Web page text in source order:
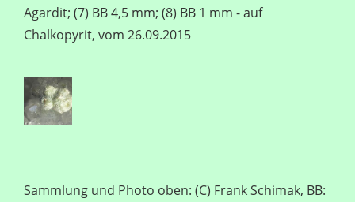
Agardit; (7) BB 4,5 mm; (8) BB 1 mm - auf
Chalkopyrit, vom 26.09.2015
Sammlung und Photo oben: (C) Frank Schimak, BB: